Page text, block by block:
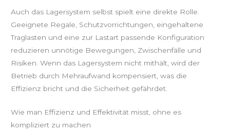
Auch das Lagersystem selbst spielt eine direkte Rolle.
Geeignete Regale, Schutzvorrichtungen, eingehaltene
Traglasten und eine zur Lastart passende Konfiguration
reduzieren unnötige Bewegungen, Zwischenfälle und
Risiken. Wenn das Lagersystem nicht mithält, wird der
Betrieb durch Mehraufwand kompensiert, was die
Effizienz bricht und die Sicherheit gefährdet.
Wie man Effizienz und Effektivität misst, ohne es
kompliziert zu machen